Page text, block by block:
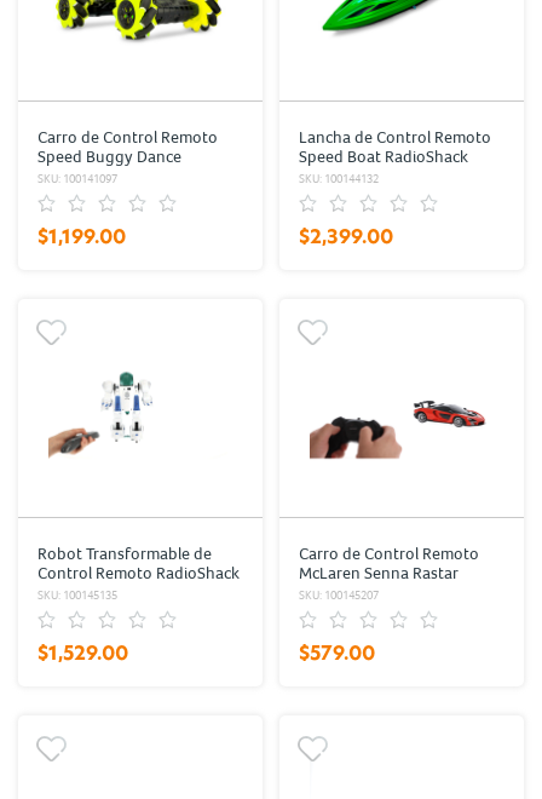
Carro de Control Remoto
Speed Buggy Dance
RadioShack Amarillo
SKU: 100141097
$1,199.00
Lancha de Control Remoto
Speed Boat RadioShack
Verde con Blanco
SKU: 100144132
$2,399.00
Robot Transformable de
Control Remoto RadioShack
SKU: 100145135
$1,529.00
Carro de Control Remoto
McLaren Senna Rastar
RadioShack
SKU: 100145207
$579.00